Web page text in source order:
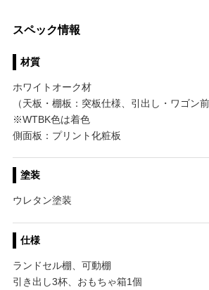
スペック情報
材質
ホワイトオーク材
（天板・棚板：突板仕様、引出し・ワゴン
※WTBK色は着色
側面板：プリント化粧板
塗装
ウレタン塗装
仕様
ランドセル棚、可動棚
引き出し3杯、おもちゃ箱1個